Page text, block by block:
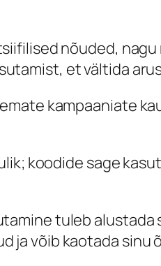
nõuded,
et vältida
kampaaniate
koodide sage
tuleb
ja võib kaotada